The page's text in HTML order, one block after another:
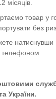
місяців.
товар у
без
натиснувши
телефоном
України.